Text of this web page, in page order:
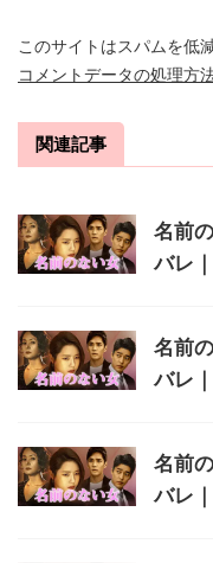
このサイトはスパムを低
コメントデータの処理方
関連記事
名前
バレ
名前
バレ
名前
バレ